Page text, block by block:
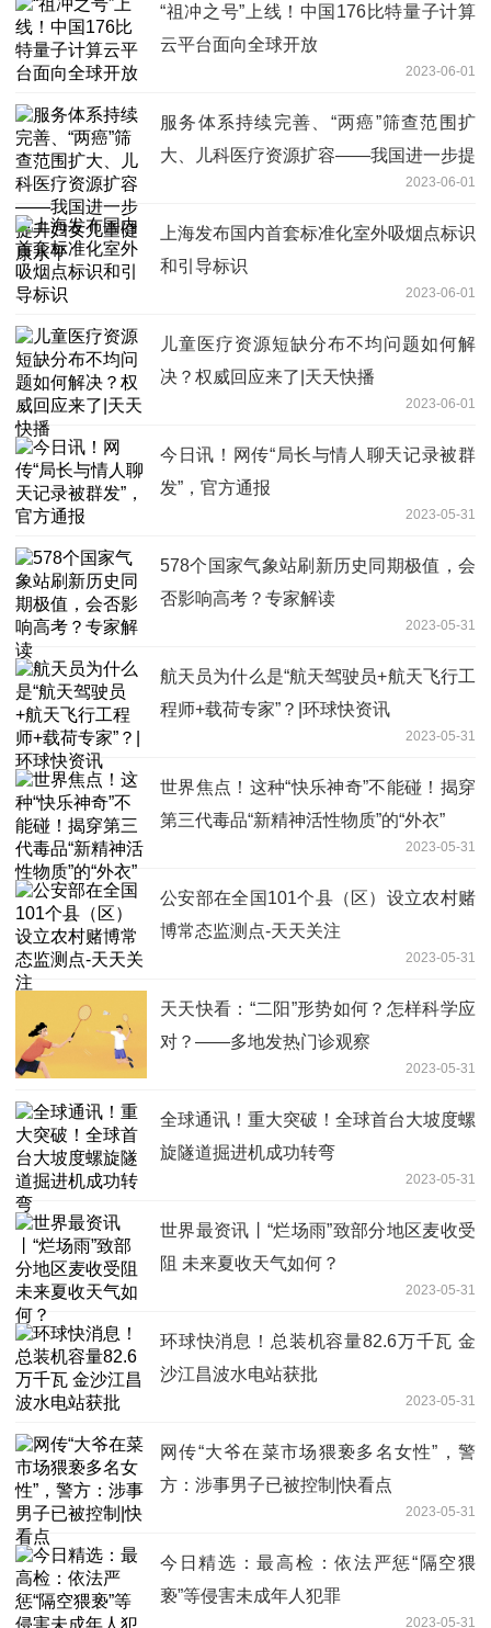
“祖冲之号”上线！中国176比特量子计算
云平台面向全球开放
2023-06-01
服务体系持续完善、“两癌”筛查范围扩
大、儿科医疗资源扩容——我国进一步提
2023-06-01
上海发布国内首套标准化室外吸烟点标识
和引导标识
2023-06-01
儿童医疗资源短缺分布不均问题如何解
决？权威回应来了|天天快播
2023-06-01
今日讯！网传“局长与情人聊天记录被群
发”，官方通报
2023-05-31
578个国家气象站刷新历史同期极值，会
否影响高考？专家解读
2023-05-31
航天员为什么是“航天驾驶员+航天飞行工
程师+载荷专家”？|环球快资讯
2023-05-31
世界焦点！这种“快乐神奇”不能碰！揭穿
第三代毒品“新精神活性物质”的“外衣”
2023-05-31
公安部在全国101个县（区）设立农村赌
博常态监测点-天天关注
2023-05-31
天天快看：“二阳”形势如何？怎样科学应
对？——多地发热门诊观察
2023-05-31
全球通讯！重大突破！全球首台大坡度螺
旋隧道掘进机成功转弯
2023-05-31
世界最资讯丨“烂场雨”致部分地区麦收受
阻 未来夏收天气如何？
2023-05-31
环球快消息！总装机容量82.6万千瓦 金
沙江昌波水电站获批
2023-05-31
网传“大爷在菜市场猥亵多名女性”，警
方：涉事男子已被控制|快看点
2023-05-31
今日精选：最高检：依法严惩“隔空猥
亵”等侵害未成年人犯罪
2023-05-31